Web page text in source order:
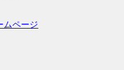
ムページ